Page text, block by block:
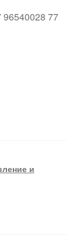
96540028 77
и